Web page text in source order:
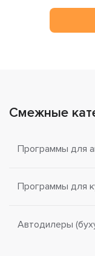
Смежные
Программы для
Программы для
Автодилеры